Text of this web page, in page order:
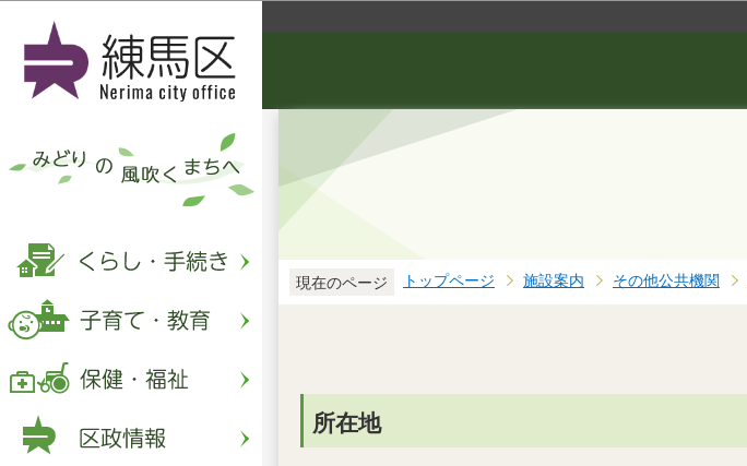
現在のページ トップページ 施設案内 その他公共機関
所在地